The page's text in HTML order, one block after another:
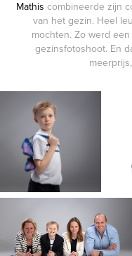
Mathis combineerde zijn
van het gezin. Heel
mochten. Zo werd
gezinsfotoshoot. En